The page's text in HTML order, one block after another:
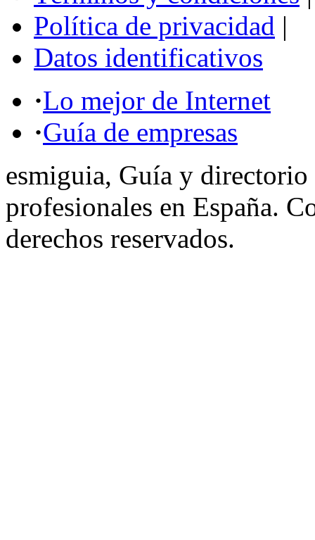
Política de privacidad |
Datos identificativos
·Lo mejor de Internet
·Guía de empresas
esmiguia, Guía y directorio
profesionales en España.
derechos reservados.